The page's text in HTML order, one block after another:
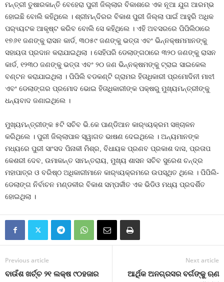
ମନ୍ତ୍ରୀ ତୁଷାରକାନ୍ତି ବେହେରା ପୁରୀ ଜିଲ୍ଲାର ବିକାଶରେ ଏକ ନୂଆ ଯୁଗ ଆରମ୍ଭ
ହୋଇଛି ବୋଲି କହିଥିଲେ । ଶ୍ରୀମନ୍ଦିରର ବିକାଶ ପୁରୀ ଜିଲ୍ଲା ପାଇଁ ଆହୁରି ଅଧିକ
ପର‌୍ୟ୍ୟଟକ ଆକୃଷ୍ଟ କରିବ ବୋଲି ସେ କହିଥିଲେ । ଏହି ଅବସରରେ ପିପିଲିଠାରେ
୧୭୬୧ ଜଣଙ୍କୁ ରାସନ କାର୍ଡ, ୩୦୫୯ ଜଣଙ୍କୁ ଭତ୍ତା ଏବଂ ଭିନ୍ନକ୍ଷମମାନଙ୍କୁ
ସହାୟତା ପ୍ରଦାନ କରାଯାଇଥିଲା । ସେହିପରି ଡେଲାଙ୍ଗଠାରେ ୩୨୦ ଜଣଙ୍କୁ ରାସନ
କାର୍ଡ, ୧୨୩୦ ଜଣଙ୍କୁ ଭତ୍ତା ଏବଂ ୨୦ ଜଣ ଭିନ୍ନକ୍ଷମଙ୍କୁ ଟ୍ରାଇ ସାଇକେଲ
ବଣ୍ଟନ କରାଯାଇଥିଲା । ପିପିଲି ବଡକଣ୍ଟି ଗ୍ରାମର ହିତାଧିକାରୀ ପ୍ରମୋଦିନୀ ମାଝୀ
ଏବଂ ଡେଲାଙ୍ଗର ପ୍ରମୋଦ ଭୋଇ ହିତାଧିକାରୀଙ୍କ ପକ୍ଷରୁ ମୁଖ୍ୟମନ୍ତ୍ରୀଙ୍କୁ
ଧନ୍ୟବାଦ ଜଣାଇଥିଲେ ।
ମୁଖ୍ୟମନ୍ତ୍ରୀଙ୍କ ୫ଟି ସଚିବ ଭି.କେ ପାଣ୍ଡିଆନ କାର‌୍ୟ୍ୟକ୍ରମ ସଞ୍ଚାଳନ
କରିଥିଲେ । ପୁରୀ ଜିଲ୍ଲାପାଳ ସ୍ୱାଗତ ଭାଷଣ ଦେଇଥିଲେ । ଅନ୍ୟମାନଙ୍କ
ମଧ୍ୟରେ ପୁରୀ ସାଂସଦ ପିନାକୀ ମିଶ୍ର, ବିଧାୟକ ପ୍ରଣବ ପ୍ରକାଶ ଦାସ, ପ୍ରତାପ
କେଶରୀ ଦେବ, ଉମାକାନ୍ତ ସାମନ୍ତରାୟ, ମୁଖ୍ୟ ଶାସନ ସଚିବ ସୁରେଶ ଚନ୍ଦ୍ର
ମହାପାତ୍ର ଓ ବରିଷ୍ଠ ଅଧିକାରୀମାନେ କାର‌୍ୟ୍ୟକ୍ରମରେ ଉପସ୍ଥିତ ଥିଲେ । ପିପିଲି-
ଡେଲାଙ୍ଗ ନିର୍ବାଚନ ମଣ୍ଡଳୀର ବିକାଶ ସମ୍ପର୍କୀତ ଏକ ଭିଡିଓ ମଧ୍ୟ ପ୍ରଦର୍ଶିତ
ହୋଇଥିଲା ।
Previous article
ବାଉଁଶ ଖର୍ଚ୍ଚ ୨୧ ଲକ୍ଷ ୯୦ହଜାର
Next article
ଆର୍ଥିକ ଅନଗ୍ରସର ବର୍ଗଙ୍କୁ ଋଣ